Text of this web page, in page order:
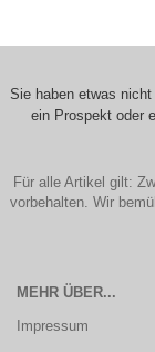
Sie haben etwas
ein Prospekt oder
Für alle Artikel gilt:
vorbehalten. Wir
MEHR ÜBER...
Impressum